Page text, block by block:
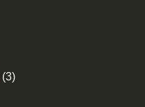
(3)